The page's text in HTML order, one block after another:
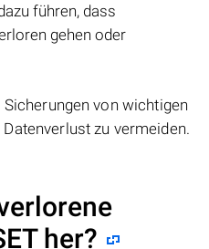
führen, dass
gehen oder
von wichtigen
zu vermeiden.
her?